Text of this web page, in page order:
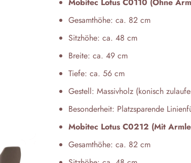
Gesamthöhe: ca. 82 cm
Sitzhöhe: ca. 48 cm
Breite: ca. 49 cm
Tiefe: ca. 56 cm
Gestell: Massivholz (konisch
Besonderheit: Platzsparende
Mobitec Lotus C0212 (Mit
Gesamthöhe: ca. 82 cm